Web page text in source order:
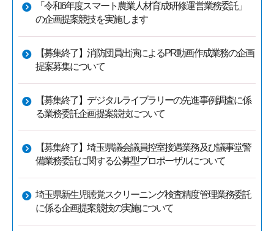
「令和6年度スマート農業人材育成研修運営業務委託」
の企画提案競技を実施します
【募集終了】消防団員出演によるPR動画作成業務の企画
提案募集について
【募集終了】デジタルライブラリーの先進事例調査に係
る業務委託企画提案競技について
【募集終了】埼玉県議会議員控室接遇業務及び議事堂警
備業務委託に関する公募型プロポーザルについて
埼玉県新生児聴覚スクリーニング検査精度管理業務委託
に係る企画提案競技の実施について